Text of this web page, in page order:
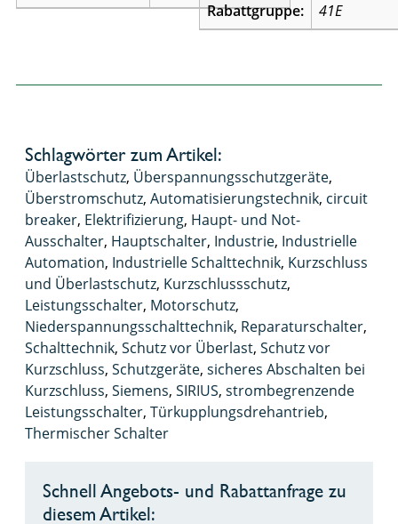
Rabattgruppe:
41E
Schlagwörter zum Artikel:
Überlastschutz, Überspannungsschutzgeräte,
Überstromschutz, Automatisierungstechnik, circuit
breaker, Elektrifizierung, Haupt- und Not-
Ausschalter, Hauptschalter, Industrie, Industrielle
Automation, Industrielle Schalttechnik, Kurzschluss
und Überlastschutz, Kurzschlussschutz,
Leistungsschalter, Motorschutz,
Niederspannungsschalttechnik, Reparaturschalter,
Schalttechnik, Schutz vor Überlast, Schutz vor
Kurzschluss, Schutzgeräte, sicheres Abschalten bei
Kurzschluss, Siemens, SIRIUS, strombegrenzende
Leistungsschalter, Türkupplungsdrehantrieb,
Thermischer Schalter
Schnell Angebots- und Rabattanfrage zu
diesem Artikel: